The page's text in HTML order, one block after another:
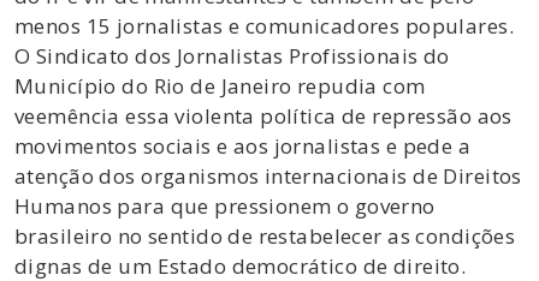
menos 15 jornalistas e comunicadores populares.
O Sindicato dos Jornalistas Profissionais do
Município do Rio de Janeiro repudia com
veemência essa violenta política de repressão aos
movimentos sociais e aos jornalistas e pede a
atenção dos organismos internacionais de Direitos
Humanos para que pressionem o governo
brasileiro no sentido de restabelecer as condições
dignas de um Estado democrático de direito.